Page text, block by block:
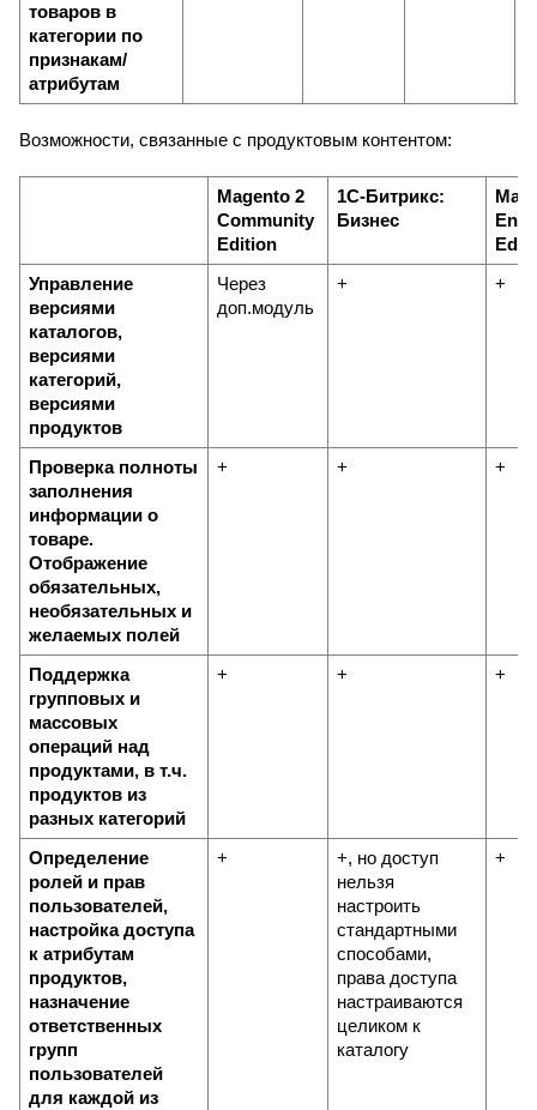
товаров в
категории по
признакам/
атрибутам
Возможности, связанные с продуктовым контентом:
Magento 2
Community
Edition
1С-Битрикс:
Бизнес
Управление
версиями
каталогов,
версиями
категорий,
версиями
продуктов
Через
доп.модуль
+ +
Проверка полноты
заполнения
информации о
товаре.
Отображение
обязательных,
необязательных и
желаемых полей
+ + +
Поддержка
групповых и
массовых
операций над
продуктами, в т.ч.
продуктов из
разных категорий
+ + +
Определение
ролей и прав
пользователей,
настройка доступа
к атрибутам
продуктов,
назначение
ответственных
групп
пользователей
для каждой из
+
+, но доступ
нельзя
настроить
стандартными
способами,
права доступа
настраиваются
целиком к
каталогу
+